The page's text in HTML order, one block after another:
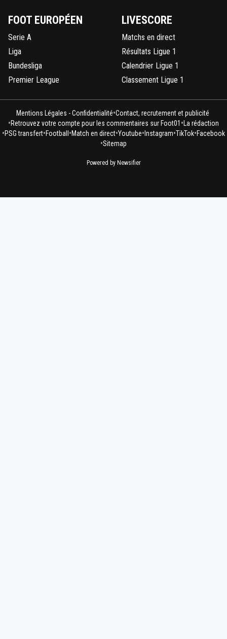
FOOT EUROPÉEN
Serie A
Liga
Bundesliga
Premier League
LIVESCORE
Matchs en direct
Résultats Ligue 1
Calendrier Ligue 1
Classement Ligue 1
Mentions Légales - Confidentialité•Contact, recrutement et publicité
•Retrouvez votre compte pour les commentaires sur Foot01 • La rédaction
•PSG transfert•Football •Match en direct•Youtube• Instagram•TikTok•Facebook
•Sitemap
Powered by Newsifier